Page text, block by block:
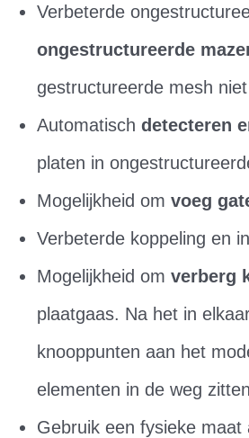
Verbeterde
ongestructureerde
gestructureerde mesh
Automatischdetecteren
platen in
Mogelijkheid omvoeg
Verbeterde koppeling en
Mogelijkheid omverberg
plaatgaas. Na het in
knooppunten aan het
elementen in de weg
Gebruik een fysieke maat